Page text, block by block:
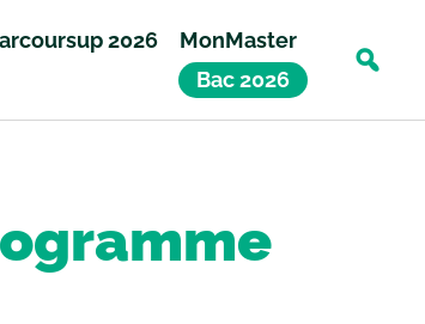
2026
MonMaster
Bac 2026